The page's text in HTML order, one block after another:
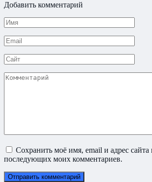
Добавить комментарий
Имя
*
Email
*
Сайт
Комментарий
Сохранить моё имя, email и адрес сайта
последующих моих комментариев.